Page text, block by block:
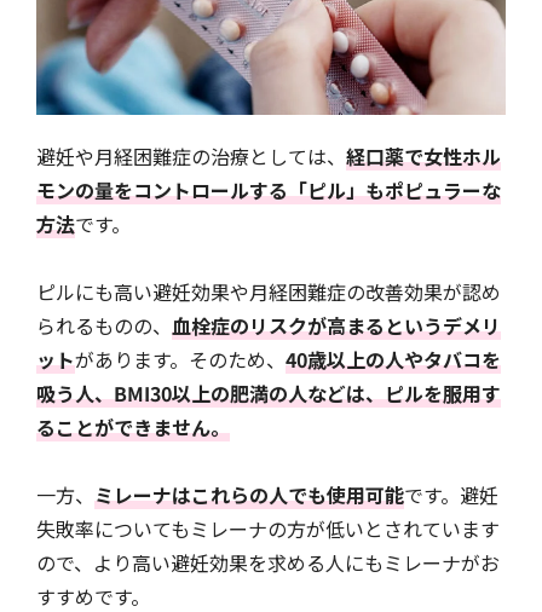
避妊や月経困難症の治療としては、 経口薬で女性ホル
モンの量をコントロールする「ピル」もポピュラーな
方法です。
ピルにも高い避妊効果や月経困難症の改善効果が認め
られるものの、 血栓症のリスクが高まるというデメリ
ットがあります。そのため、 40歳以上の人やタバコを
吸う人、BMI30以上の肥満の人などは、ピルを服用す
ることができません。
一方、 ミレーナはこれらの人でも使用可能です。避妊
失敗率についてもミレーナの方が低いとされています
ので、より高い避妊効果を求める人にもミレーナがお
すすめです。